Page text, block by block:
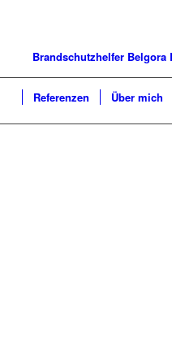
Brandschutzhelfer Belgora
Referenzen Über mich